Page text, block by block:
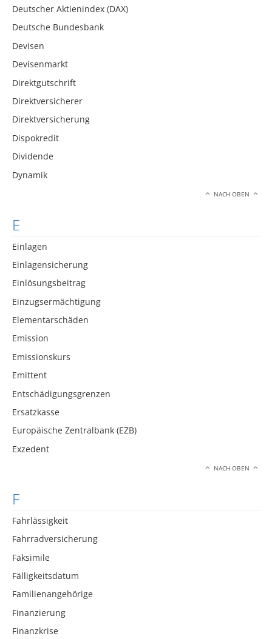
Deutscher Aktienindex (DAX)
Deutsche Bundesbank
Devisen
Devisenmarkt
Direktgutschrift
Direktversicherer
Direktversicherung
Dispokredit
Dividende
Dynamik
NACH OBEN
E
Einlagen
Einlagensicherung
Einlösungsbeitrag
Einzugsermächtigung
Elementarschäden
Emission
Emissionskurs
Emittent
Entschädigungsgrenzen
Ersatzkasse
Europäische Zentralbank (EZB)
Exzedent
NACH OBEN
F
Fahrlässigkeit
Fahrradversicherung
Faksimile
Fälligkeitsdatum
Familienangehörige
Finanzierung
Finanzkrise